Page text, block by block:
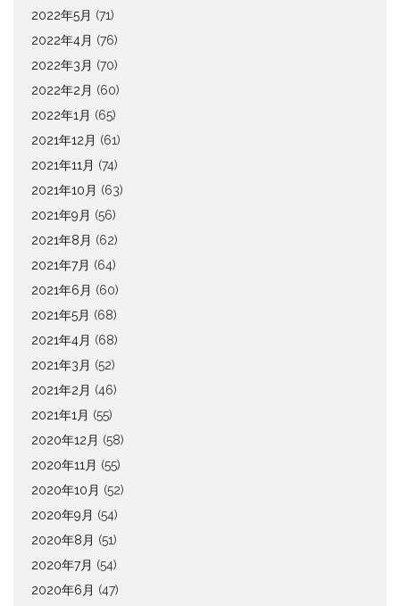
2022年5月 (71)
2022年4月 (76)
2022年3月 (70)
2022年2月 (60)
2022年1月 (65)
2021年12月 (61)
2021年11月 (74)
2021年10月 (63)
2021年9月 (56)
2021年8月 (62)
2021年7月 (64)
2021年6月 (60)
2021年5月 (68)
2021年4月 (68)
2021年3月 (52)
2021年2月 (46)
2021年1月 (55)
2020年12月 (58)
2020年11月 (55)
2020年10月 (52)
2020年9月 (54)
2020年8月 (51)
2020年7月 (54)
2020年6月 (47)